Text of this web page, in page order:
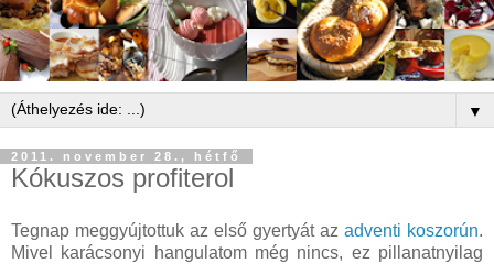
▼
2011. november 28., hétfő
Kókuszos profiterol
Tegnap meggyújtottuk az első gyertyát az adventi koszorún.
Mivel karácsonyi hangulatom még nincs, ez pillanatnyilag